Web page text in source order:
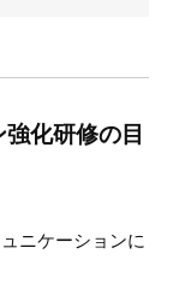
化研修の目
ニケーションに